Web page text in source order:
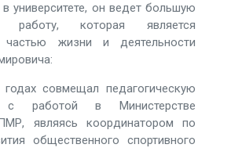
университете, он ведет большую
работу, которая является
частью жизни и деятельности
совмещал педагогическую
с работой в Министерстве
являясь координатором по
общественного спортивного